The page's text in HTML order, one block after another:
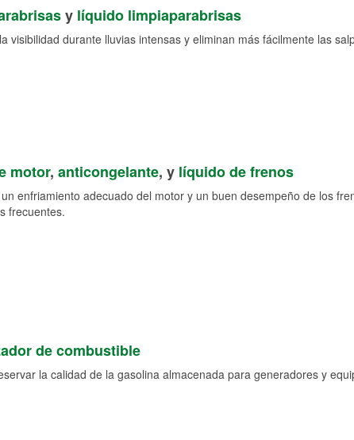
y líquido limpiaparabrisas
visibilidad durante lluvias intensas y eliminan más fácilmente las
motor, anticongelante, y líquido de frenos
enfriamiento adecuado del motor y un buen desempeño de los
frecuentes.
de combustible
la calidad de la gasolina almacenada para generadores y